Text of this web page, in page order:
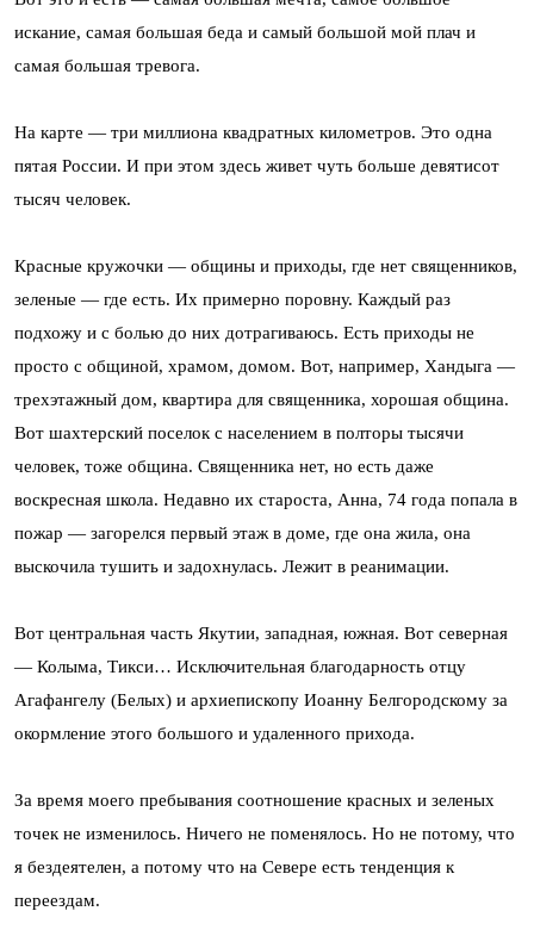
искание, самая большая беда и самый большой мой плач и
самая большая тревога.
На карте — три миллиона квадратных километров. Это одна
пятая России. И при этом здесь живет чуть больше девятисот
тысяч человек.
Красные кружочки — общины и приходы, где нет священников,
зеленые — где есть. Их примерно поровну. Каждый раз
подхожу и с болью до них дотрагиваюсь. Есть приходы не
просто с общиной, храмом, домом. Вот, например, Хандыга —
трехэтажный дом, квартира для священника, хорошая община.
Вот шахтерский поселок с населением в полторы тысячи
человек, тоже община. Священника нет, но есть даже
воскресная школа. Недавно их староста, Анна, 74 года попала в
пожар — загорелся первый этаж в доме, где она жила, она
выскочила тушить и задохнулась. Лежит в реанимации.
Вот центральная часть Якутии, западная, южная. Вот северная
— Колыма, Тикси… Исключительная благодарность отцу
Агафангелу (Белых) и архиепископу Иоанну Белгородскому за
окормление этого большого и удаленного прихода.
За время моего пребывания соотношение красных и зеленых
точек не изменилось. Ничего не поменялось. Но не потому, что
я бездеятелен, а потому что на Севере есть тенденция к
переездам.